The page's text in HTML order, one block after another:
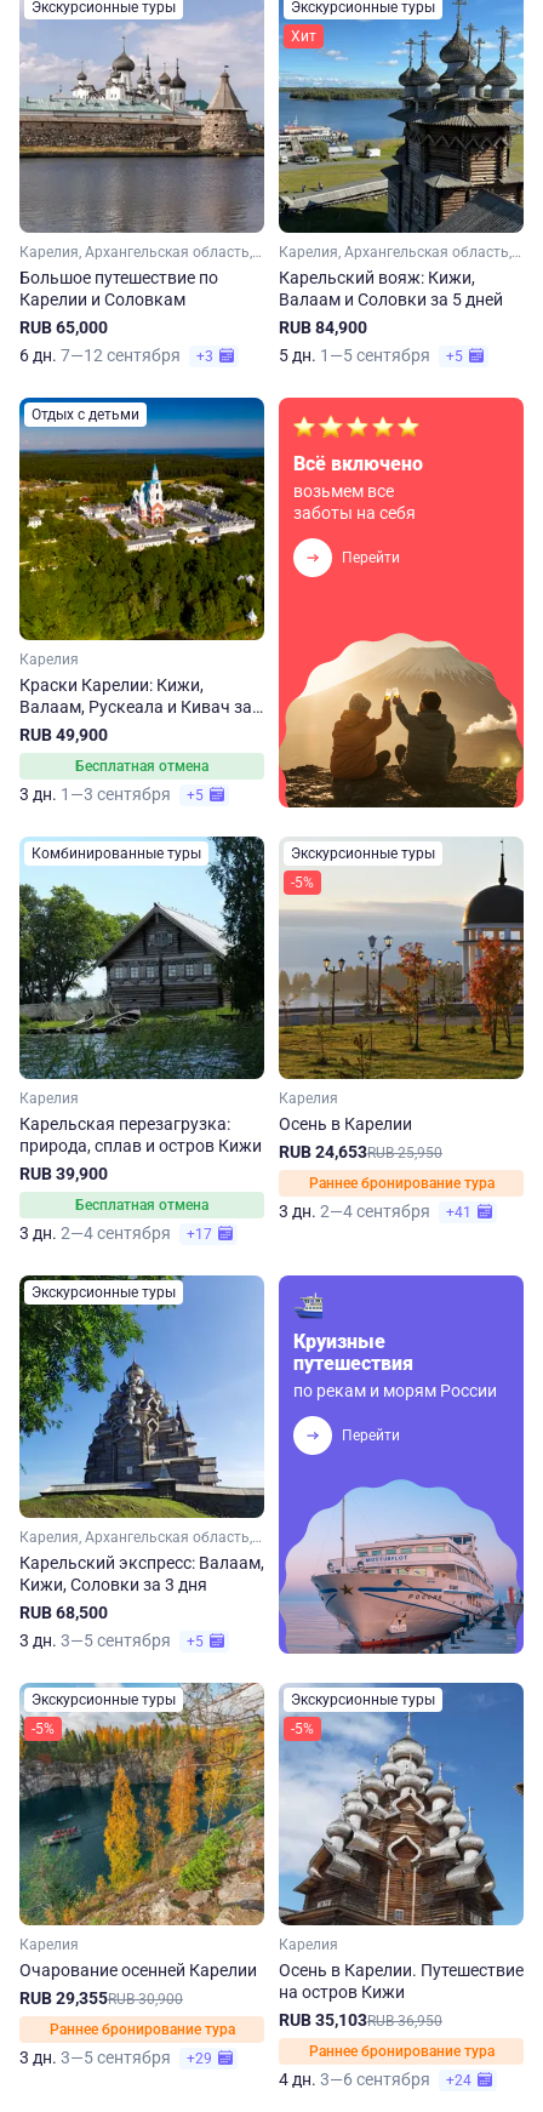
Экскурсионные туры
Карелия, Архангельская область, Арктика
Большое путешествие по
Карелии и Соловкам
RUB 65,000
6 дн. 7—12 сентября +3
Экскурсионные туры
Хит
Карелия, Архангельская область, Арктика
Карельский вояж: Кижи,
Валаам и Соловки за 5 дней
RUB 84,900
5 дн. 1—5 сентября +5
Отдых с детьми
Карелия
Краски Карелии: Кижи,
Валаам, Рускеала и Кивач за
3 дня
RUB 49,900
Бесплатная отмена
3 дн. 1—3 сентября +5
Всё включено
возьмем все
заботы на себя
Перейти
Комбинированные туры
Карелия
Карельская перезагрузка:
природа, сплав и остров Кижи
RUB 39,900
Бесплатная отмена
3 дн. 2—4 сентября +17
Экскурсионные туры
-5%
Карелия
Осень в Карелии
RUB 24,653RUB 25,950
Раннее бронирование тура
3 дн. 2—4 сентября +41
Экскурсионные туры
Карелия, Архангельская область, Арктика
Карельский экспресс: Валаам,
Кижи, Соловки за 3 дня
RUB 68,500
3 дн. 3—5 сентября +5
Круизные
путешествия
по рекам и морям России
Перейти
Экскурсионные туры
-5%
Карелия
Очарование осенней Карелии
RUB 29,355RUB 30,900
Раннее бронирование тура
3 дн. 3—5 сентября +29
Экскурсионные туры
-5%
Карелия
Осень в Карелии. Путешествие
на остров Кижи
RUB 35,103RUB 36,950
Раннее бронирование тура
4 дн. 3—6 сентября +24